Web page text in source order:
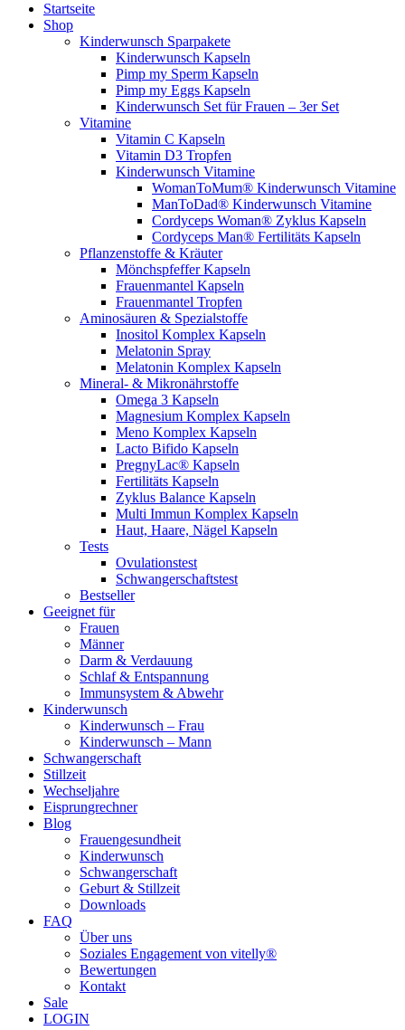
Startseite
Shop
Kinderwunsch Sparpakete
Kinderwunsch Kapseln
Pimp my Sperm Kapseln
Pimp my Eggs Kapseln
Kinderwunsch Set für Frauen – 3er Set
Vitamine
Vitamin C Kapseln
Vitamin D3 Tropfen
Kinderwunsch Vitamine
WomanToMum® Kinderwunsch Vitamine
ManToDad® Kinderwunsch Vitamine
Cordyceps Woman® Zyklus Kapseln
Cordyceps Man® Fertilitäts Kapseln
Pflanzenstoffe & Kräuter
Mönchspfeffer Kapseln
Frauenmantel Kapseln
Frauenmantel Tropfen
Aminosäuren & Spezialstoffe
Inositol Komplex Kapseln
Melatonin Spray
Melatonin Komplex Kapseln
Mineral- & Mikronährstoffe
Omega 3 Kapseln
Magnesium Komplex Kapseln
Meno Komplex Kapseln
Lacto Bifido Kapseln
PregnyLac® Kapseln
Fertilitäts Kapseln
Zyklus Balance Kapseln
Multi Immun Komplex Kapseln
Haut, Haare, Nägel Kapseln
Tests
Ovulationstest
Schwangerschaftstest
Bestseller
Geeignet für
Frauen
Männer
Darm & Verdauung
Schlaf & Entspannung
Immunsystem & Abwehr
Kinderwunsch
Kinderwunsch – Frau
Kinderwunsch – Mann
Schwangerschaft
Stillzeit
Wechseljahre
Eisprungrechner
Blog
Frauengesundheit
Kinderwunsch
Schwangerschaft
Geburt & Stillzeit
Downloads
FAQ
Über uns
Soziales Engagement von vitelly®
Bewertungen
Kontakt
Sale
LOGIN